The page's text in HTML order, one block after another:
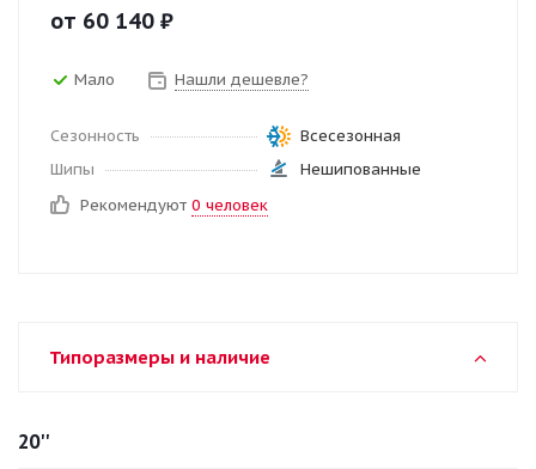
от 60 140 ₽
Мало Нашли дешевле?
Сезонность
Всесезонная
Шипы
Нешипованные
Рекомендуют 0 человек
Типоразмеры и наличие
20''